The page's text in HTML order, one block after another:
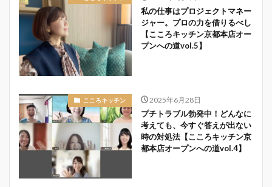
私の仕事はプロジェクトマネー
ジャー。プロの力を借りるべし
【こころキッチン京都本店オー
プンへの道vol.5】
こころキッチン 2025年6月28日
プチトラブル勃発中！どんなに
考えても、今すぐ答えが出ない
時の対処法【こころキッチン京
都本店オープンへの道vol.4】